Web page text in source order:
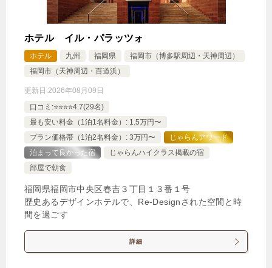
ホテル イル・パラッツォ
ホテル 九州 福岡県
福岡市（博多駅周辺・天神周辺）
福岡市（天神周辺・百道浜）
更新日:2026年08月09日
口コミ:⭐️⭐️⭐️⭐️4.7(29名)
最も安い料金（1泊1名料金）: 1.5万円〜
プラン価格帯（1泊2名料金）: 3万円〜
じゃらんアワード
泊まって良かった宿
じゃらんハイクラス掲載の宿
部屋で朝食
福岡県福岡市中央区春吉３丁目１３番１号
歴史あるデザインホテルで、Re-Designされた空間と時
間を過ごす
詳細